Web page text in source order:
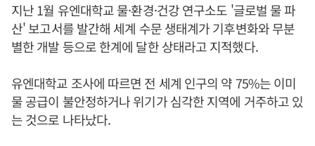
지난 1월 유엔대학교 물·환경·건강 연구소도 '글로벌 물 파
산' 보고서를 발간해 세계 수문 생태계가 기후변화와 무분
별한 개발 등으로 한계에 달한 상태라고 지적했다.
유엔대학교 조사에 따르면 전 세계 인구의 약 75%는 이미
물 공급이 불안정하거나 위기가 심각한 지역에 거주하고 있
는 것으로 나타났다.